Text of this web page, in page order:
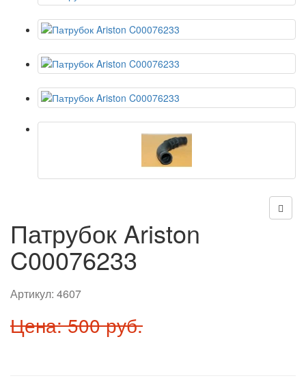
Патрубок Ariston
C00076233
Артикул: 4607
Цена: 500 руб.